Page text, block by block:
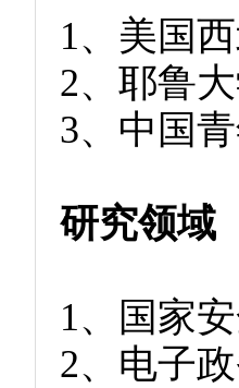
1、美国
2、耶鲁
3、中国
研究领域
1、国家
2、电子